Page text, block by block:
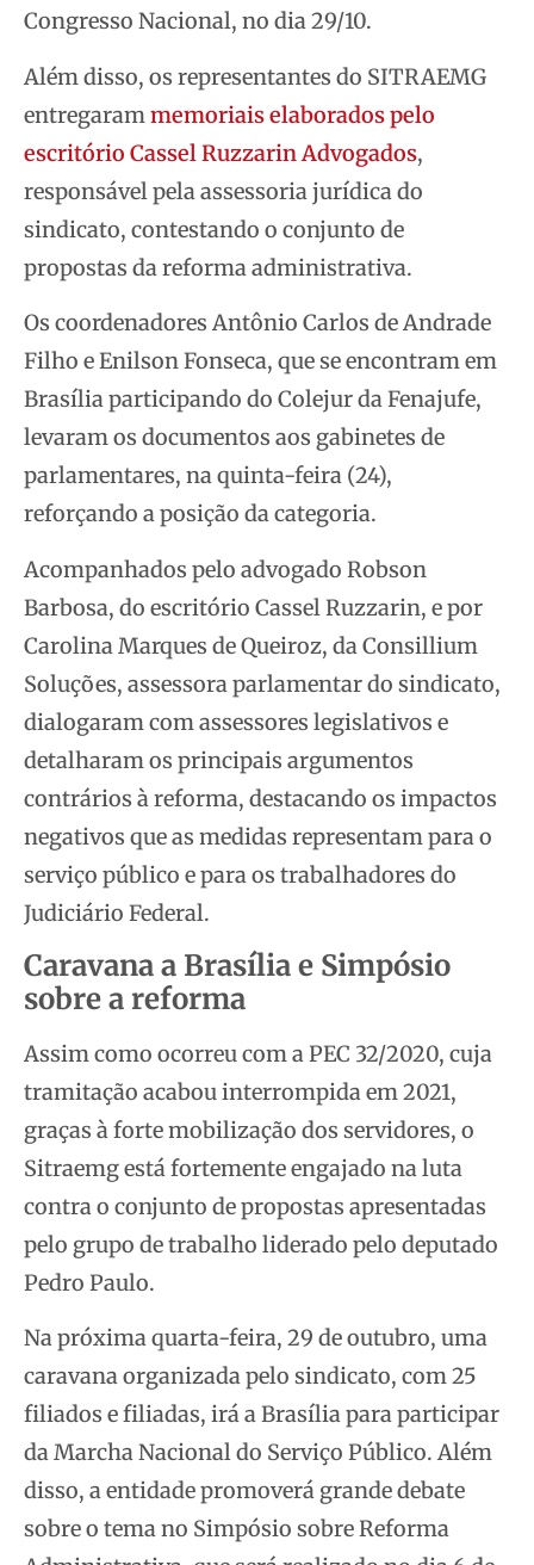
Congresso Nacional, no dia 29/10.
Além disso, os representantes do SITRAEMG
entregarammemoriais elaborados pelo
escritório Cassel Ruzzarin Advogados,
responsável pela assessoria jurídica do
sindicato, contestando o conjunto de
propostas da reforma administrativa.
Os coordenadores Antônio Carlos de Andrade
Filho e Enilson Fonseca, que se encontram em
Brasília participando do Colejur da Fenajufe,
levaram os documentos aos gabinetes de
parlamentares, na quinta-feira (24),
reforçando a posição da categoria.
Acompanhados pelo advogado Robson
Barbosa, do escritório Cassel Ruzzarin, e por
Carolina Marques de Queiroz, da Consillium
Soluções, assessora parlamentar do sindicato,
dialogaram com assessores legislativos e
detalharam os principais argumentos
contrários à reforma, destacando os impactos
negativos que as medidas representam para o
serviço público e para os trabalhadores do
Judiciário Federal.
Caravana a Brasília e Simpósio
sobre a reforma
Assim como ocorreu com a PEC 32/2020, cuja
tramitação acabou interrompida em 2021,
graças à forte mobilização dos servidores, o
Sitraemg está fortemente engajado na luta
contra o conjunto de propostas apresentadas
pelo grupo de trabalho liderado pelo deputado
Pedro Paulo.
Na próxima quarta-feira, 29 de outubro, uma
caravana organizada pelo sindicato, com 25
filiados e filiadas, irá a Brasília para participar
da Marcha Nacional do Serviço Público. Além
disso, a entidade promoverá grande debate
sobre o tema no Simpósio sobre Reforma